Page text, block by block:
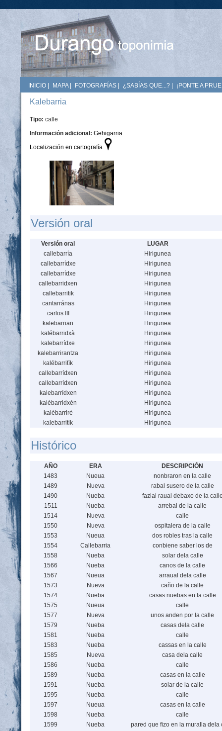
INICIO MAPA| FOTOGRAFÍAS ¿SABÍAS QUE...? ¡PONTE A
Kalebarria
Tipo: calle
Información adicional: Gehigarria
Localización en cartografía
Versión oral
Versión oral
LUGAR
callebarría
Hirigunea
callebarrídxe
Hirigunea
callebarrídxe
Hirigunea
callebarridxen
Hirigunea
callebarritik
Hirigunea
cantarránas
Hirigunea
carlos III
Hirigunea
kalebarrian
Hirigunea
kalébarridxà
Hirigunea
kalebarrídxe
Hirigunea
kalebarrirantza
Hirigunea
kalébarritìk
Hirigunea
callebarrídxen
Hirigunea
callebarrídxen
Hirigunea
kalebarrídxen
Hirigunea
kalébarridxèn
Hirigunea
kalébarrirè
Hirigunea
kalebarritik
Hirigunea
Histórico
AÑO ERA
DESCRIPCIÓN
1483
Nueua
nonbraron en la calle
1489
Nueva
rabal susero de la calle
1490
Nueba
fazial raual debaxo de la
1511
Nueba
arrebal de la calle
1514
Nueva
calle
1550
Nueva
ospitalera de la calle
1553
Nueua
dos robles tras la calle
1554
Callebarria
conbiene saber los de
1558
Nueba
solar dela calle
1566
Nueba
canos de la calle
1567
Nueua
arraual dela calle
1573
Nueva
caño de la calle
1574
Nueba
casas nuebas en la calle
1575
Nueua
calle
1577
Nueva
unos anden por la calle
1579
Nueba
casas dela calle
1581
Nueba
calle
1583
Nueba
cassas en la calle
1585
Nueva
casa dela calle
1586
Nueba
calle
1589
Nueba
casas en la calle
1591
Nueba
solar de la calle
1595
Nueba
calle
1597
Nueua
casas en la calle
1598
Nueba
calle
1599
Nueba
pared que fizo en la muralla dela